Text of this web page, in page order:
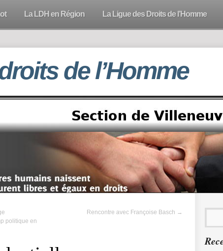
La LDH en Région La Ligue des Droits de l’Homme
de l’Homme
politique en
Rencontre avec Françoise Basch →